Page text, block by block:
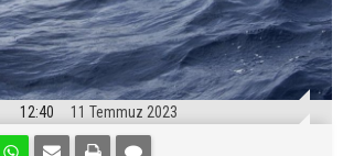
12:40 11 Temmuz 2023